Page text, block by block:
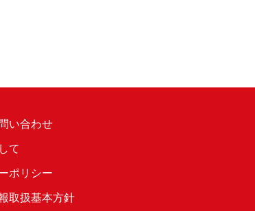
い合わせ
て
ポリシー
取扱基本方針